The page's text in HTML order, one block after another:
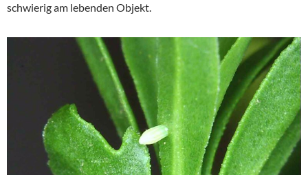
schwierig am lebenden Objekt.